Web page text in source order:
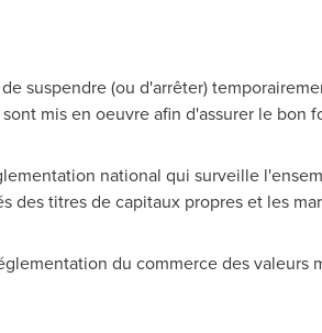
suspendre (ou d'arrêter)
mis en oeuvre afin d'assurer le
national qui surveille
des titres de capitaux propres et les
du commerce des valeurs